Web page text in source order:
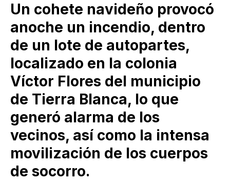
Un cohete navideño provocó
anoche un incendio, dentro
de un lote de autopartes,
localizado en la colonia
Víctor Flores del municipio
de Tierra Blanca, lo que
generó alarma de los
vecinos, así como la intensa
movilización de los cuerpos
de socorro.